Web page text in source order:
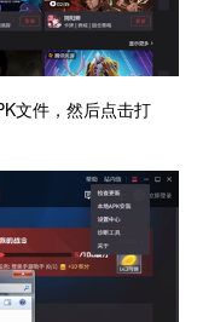
文件，然后点击打